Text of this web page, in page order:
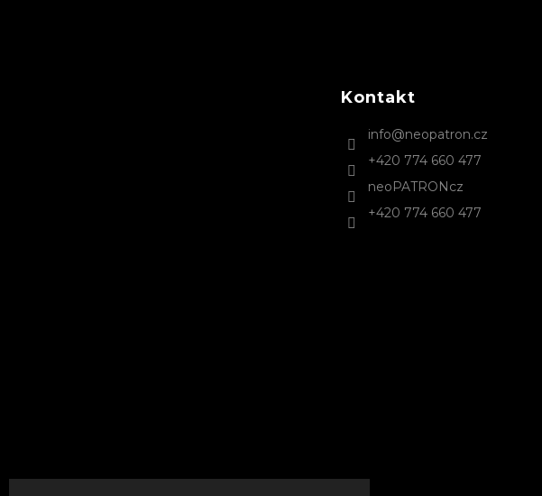
Kontakt
info@neopatron.cz
+420 774 660 477
neoPATRONcz
+420 774 660 477